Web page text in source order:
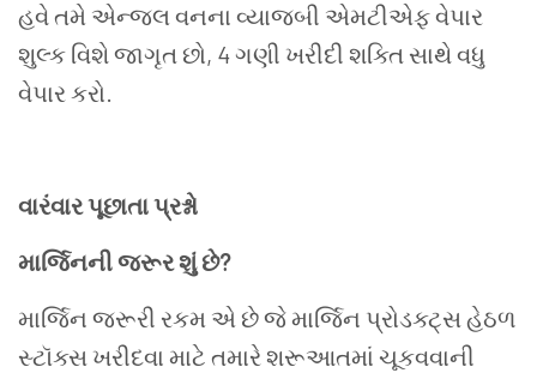
હવે તમે એન્જલ વનના વ્યાજબી એમટીએફ વેપાર
શુલ્ક વિશે જાગૃત છો, 4 ગણી ખરીદી શક્તિ સાથે વધુ
વેપાર કરો.
વારંવાર પૂછાતા પ્રશ્નો
માર્જિનની જરૂર શું છે?
માર્જિન જરૂરી રકમ એ છે જે માર્જિન પ્રોડક્ટ્સ હેઠળ
સ્ટૉક્સ ખરીદવા માટે તમારે શરૂઆતમાં ચૂકવવાની